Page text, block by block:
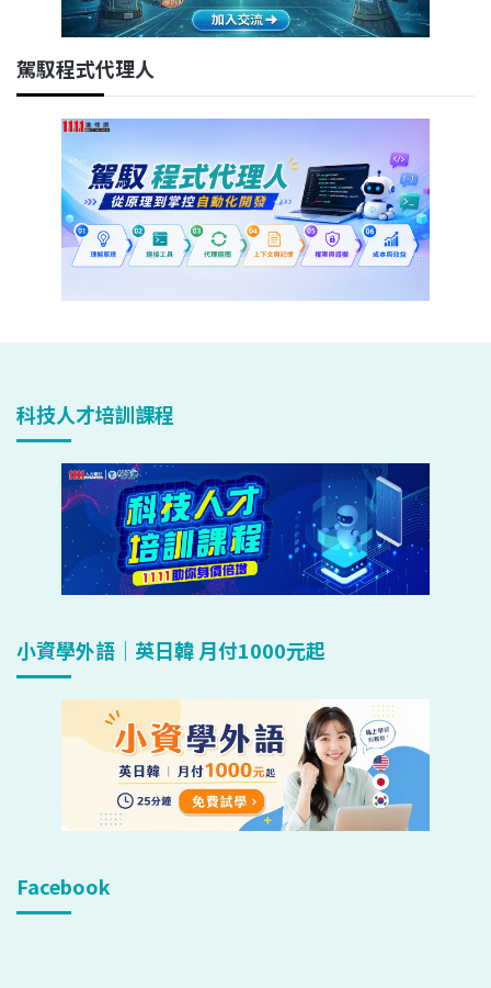
駕馭程式代理人
科技人才培訓課程
小資學外語｜英日韓 月付1000元起
Facebook